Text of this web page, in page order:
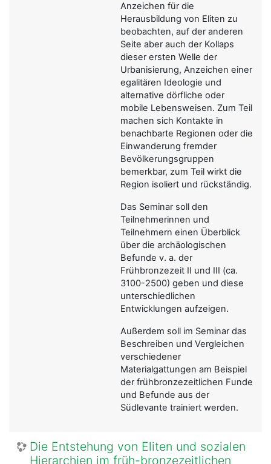
Anzeichen für die
Herausbildung von Eliten zu
beobachten, auf der anderen
Seite aber auch der Kollaps
dieser ersten Welle der
Urbanisierung, Anzeichen einer
egalitären Ideologie und
alternative dörfliche oder
mobile Lebensweisen. Zum Teil
machen sich Kontakte in
benachbarte Regionen oder die
Einwanderung fremder
Bevölkerungsgruppen
bemerkbar, zum Teil wirkt die
Region isoliert und rückständig.
Das Seminar soll den
Teilnehmerinnen und
Teilnehmern einen Überblick
über die archäologischen
Befunde v. a. der
Frühbronzezeit II und III (ca.
3100-2500) geben und diese
unterschiedlichen
Entwicklungen aufzeigen.
Außerdem soll im Seminar das
Beschreiben und Vergleichen
verschiedener
Materialgattungen am Beispiel
der frühbronzezeitlichen Funde
und Befunde aus der
Südlevante trainiert werden.
Die Entstehung von Eliten und sozialen
Hierarchien im früh-bronzezeitlichen